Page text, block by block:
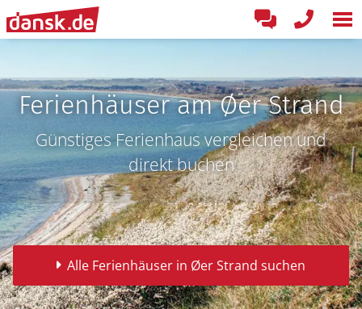
Ferienhäuser am Øer Strand
Günstiges Ferienhaus vergleichen und
direkt buchen
Alle Ferienhäuser in Øer Strand suchen